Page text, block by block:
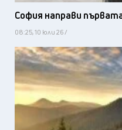
София направи
08:25, 10 юли 26 /